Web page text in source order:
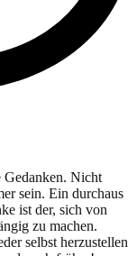
Gedanken. Nicht
sein. Ein durchaus
ist der, sich von
zu machen.
selbst herzustellen